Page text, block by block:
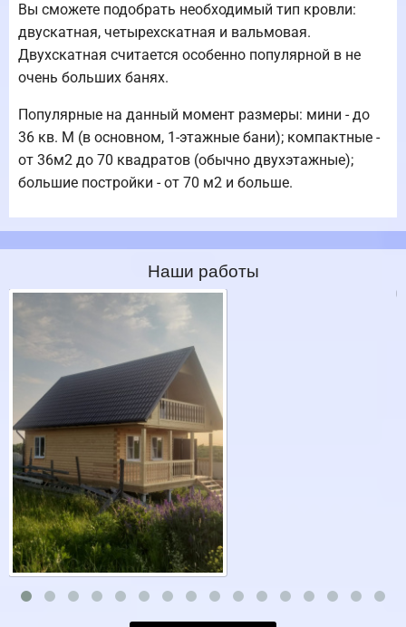
Вы сможете подобрать необходимый тип кровли:
двускатная, четырехскатная и вальмовая.
Двухскатная считается особенно популярной в не
очень больших банях.
Популярные на данный момент размеры: мини - до
36 кв. М (в основном, 1-этажные бани); компактные -
от 36м2 до 70 квадратов (обычно двухэтажные);
большие постройки - от 70 м2 и больше.
Наши работы